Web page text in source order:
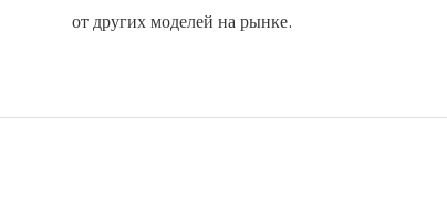
от других моделей на рынке.